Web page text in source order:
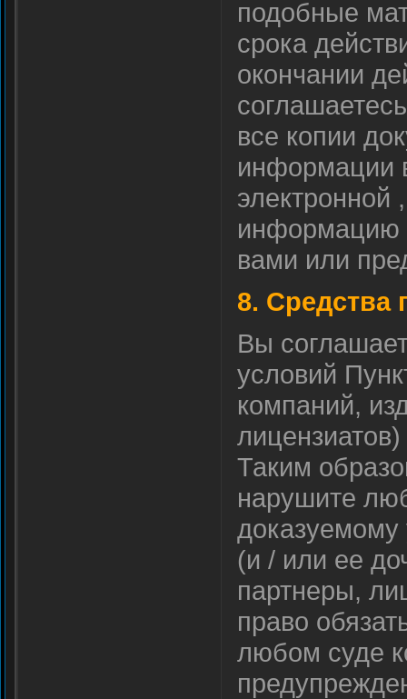
подобные
срока
окончании
все копии
информации
электронной
информацию
вами или
8. Средства
Вы
условий
компаний,
Таким
нарушите
(и / или ее
партнеры,
право
любом суде